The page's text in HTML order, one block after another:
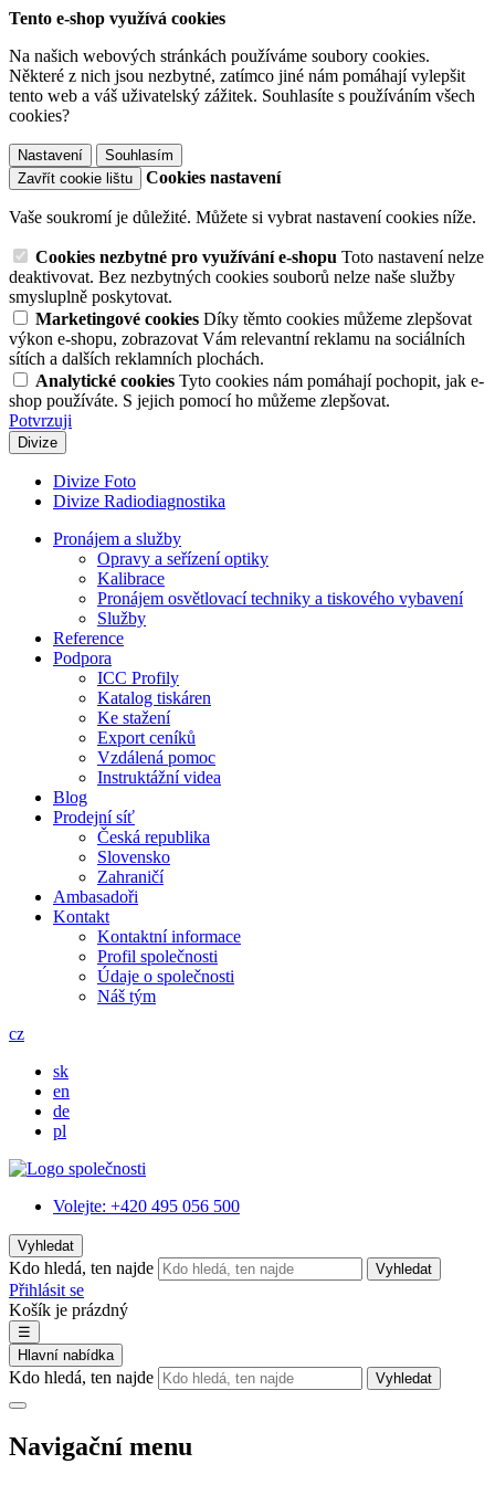
Tento e-shop využívá cookies
Na našich webových stránkách používáme soubory cookies.
Některé z nich jsou nezbytné, zatímco jiné nám pomáhají vylepšit
tento web a váš uživatelský zážitek. Souhlasíte s používáním všech
cookies?
Nastavení
Souhlasím
Zavřít cookie lištu
Cookies nastavení
Vaše soukromí je důležité. Můžete si vybrat nastavení cookies níže.
Cookies nezbytné pro využívání e-shopu Toto nastavení nelze
deaktivovat. Bez nezbytných cookies souborů nelze naše služby
smysluplně poskytovat.
Marketingové cookies Díky těmto cookies můžeme zlepšovat
výkon e-shopu, zobrazovat Vám relevantní reklamu na sociálních
sítích a dalších reklamních plochách.
Analytické cookies Tyto cookies nám pomáhají pochopit, jak e-
shop používáte. S jejich pomocí ho můžeme zlepšovat.
Potvrzuji
Divize
Divize Foto
Divize Radiodiagnostika
Pronájem a služby
Opravy a seřízení optiky
Kalibrace
Pronájem osvětlovací techniky a tiskového vybavení
Služby
Reference
Podpora
ICC Profily
Katalog tiskáren
Ke stažení
Export ceníků
Vzdálená pomoc
Instruktážní videa
Blog
Prodejní síť
Česká republika
Slovensko
Zahraničí
Ambasadoři
Kontakt
Kontaktní informace
Profil společnosti
Údaje o společnosti
Náš tým
cz
sk
en
de
pl
Volejte: +420 495 056 500
Vyhledat
Kdo hledá, ten najde Vyhledat
Přihlásit se
Košík je prázdný
☰
Hlavní nabídka
Kdo hledá, ten najde Vyhledat
Navigační menu